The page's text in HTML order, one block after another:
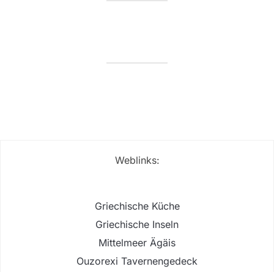
Weblinks:
Griechische Küche
Griechische Inseln
Mittelmeer Ägäis
Ouzorexi Tavernengedeck